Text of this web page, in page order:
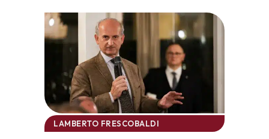
LAMBERTO FRESCOBALDI